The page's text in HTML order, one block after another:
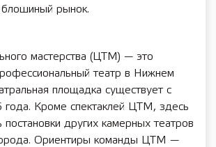
блошиный рынок.
мастерства (ЦТМ) — это
театр в Нижнем
площадка существует с
года. Кроме спектаклей ЦТМ, здесь
других камерных театров
Ориентиры команды ЦТМ —